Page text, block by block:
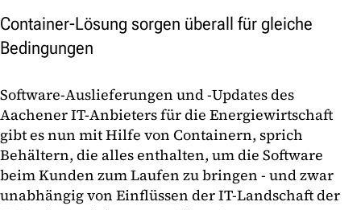
Container-Lösung sorgen überall für gleiche
Bedingungen
Software-Auslieferungen und -Updates des
Aachener IT-Anbieters für die Energiewirtschaft
gibt es nun mit Hilfe von Containern, sprich
Behältern, die alles enthalten, um die Software
beim Kunden zum Laufen zu bringen - und zwar
unabhängig von Einflüssen der IT-Landschaft der